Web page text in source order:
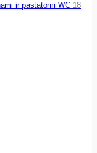
ir pastatomi WC 18